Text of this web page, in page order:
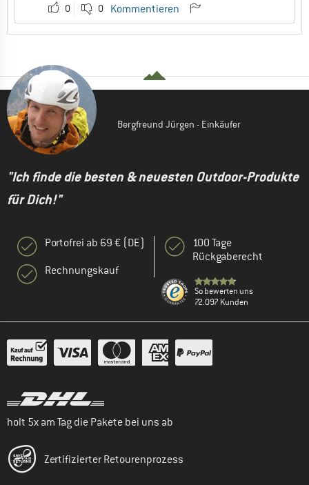
0 0 Kommentieren
Bergfreund Jürgen - Einkäufer
"Ich finde die besten & neuesten Outdoor-Produkte
für Dich!"
Portofrei ab 69 € (DE)
Rechnungskauf
100 Tage
Rückgaberecht
So bewerten uns
72.097 Kunden
holt 5x am Tag die Pakete bei uns ab
Zertifizierter Retourenprozess